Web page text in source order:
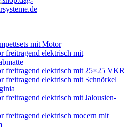
mit Motor
freitragend elektrisch mit
freitragend elektrisch mit 25×25 VKR
freitragend elektrisch mit Schnörkel
freitragend elektrisch mit Jalousien-
freitragend elektrisch modern mit